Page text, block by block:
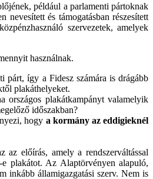
például a parlamenti pártoknak
és támogatásban részesített
szervezetek, amelyek
használnak.
párt, így a Fidesz számára is drágább
plakáthelyeket.
országos plakátkampányt valamelyik
időszakban?
hogy a kormány az eddigieknél
az előírás, amely a rendszerváltással
plakátot. Az Alaptörvényen alapuló,
inkább államigazgatási szerv. Nem is